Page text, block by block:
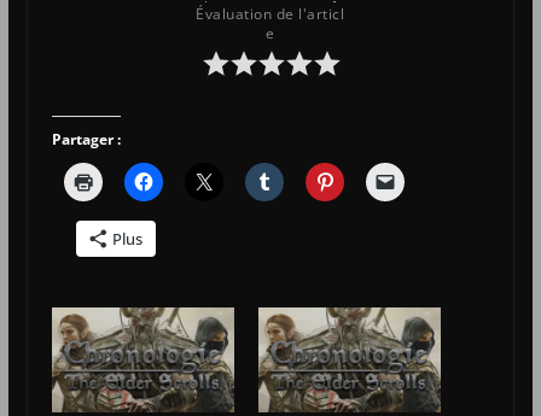
Évaluation de l'articl
e
Partager :
Plus